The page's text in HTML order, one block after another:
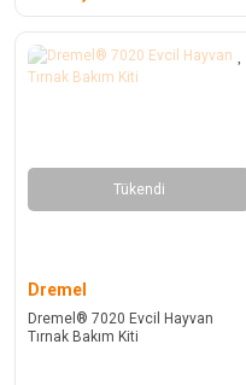
Tükendi
Dremel
Dremel® 7020 Evcil Hayvan
Tırnak Bakım Kiti